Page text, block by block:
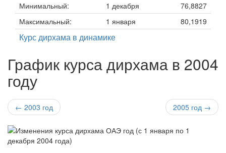
Минимальный:
1 декабря
76,8827
Максимальный:
1 января 80,1919
Курс дирхама в динамике
График курса дирхама в 2004
году
← 2003 год 2005 год →